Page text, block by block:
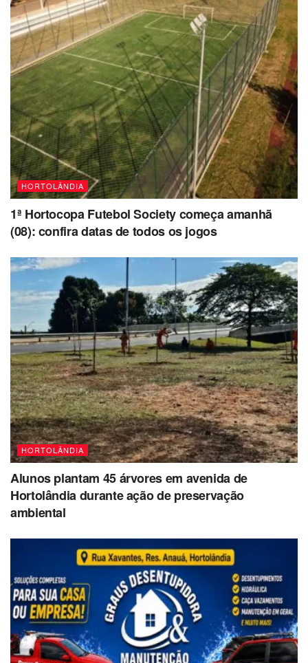
HORTOLÂNDIA
1ª Hortocopa Futebol Society começa amanhã
(08): confira datas de todos os jogos
HORTOLÂNDIA
Alunos plantam 45 árvores em avenida de
Hortolândia durante ação de preservação
ambiental